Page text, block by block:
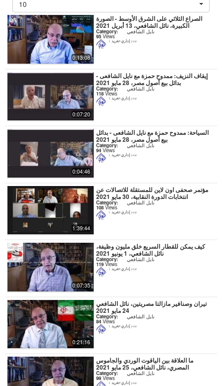
10
0:13:08
الصراع الثلاثي على الشرق الأوسط - الصورة
الكبيرة، نائل الشافعي، 13 أبريل 2021
Category: نايل الشافعي
95 Views
إداري-تغريد 1 year
0:07:20
إيقاف النزيف: ممدوح حمزة مع نايل الشافعى -
بدائل بيع أصول مصر، 28 مايو 2021
Category: نايل الشافعي
118 Views
إداري-تغريد 1 year
0:04:46
السياحة: ممدوح حمزة مع نايل الشافعى - بدائل
بيع أصول مصر، 28 مايو 2021
Category: نايل الشافعي
94 Views
إداري-تغريد 1 year
1:39:44
مؤتمر صحفى اون لاين للمستقلة للاتصالات عن
انتخابات الدورة النقابية، 30 مايو 2021
Category: نايل الشافعي
108 Views
إداري-تغريد 1 year
0:07:35
كيف يمكن للقطار السريع خلق مليون وظيفة،
نائل الشافعي، 1 يونيو 2021
Category: نايل الشافعي
119 Views
إداري-تغريد 1 year
0:21:16
تيران وصنافير مازالتا مصريتين، نائل الشافعي
24 مايو 2021
Category: نايل الشافعي
84 Views
إداري-تغريد 1 year
ما العلاقة بين الياقوت الوردي والجاموس
المصري، نائل الشافعي، 25 مايو 2021
Category: نايل الشافعي
99 Views
إداري-تغريد 1 year